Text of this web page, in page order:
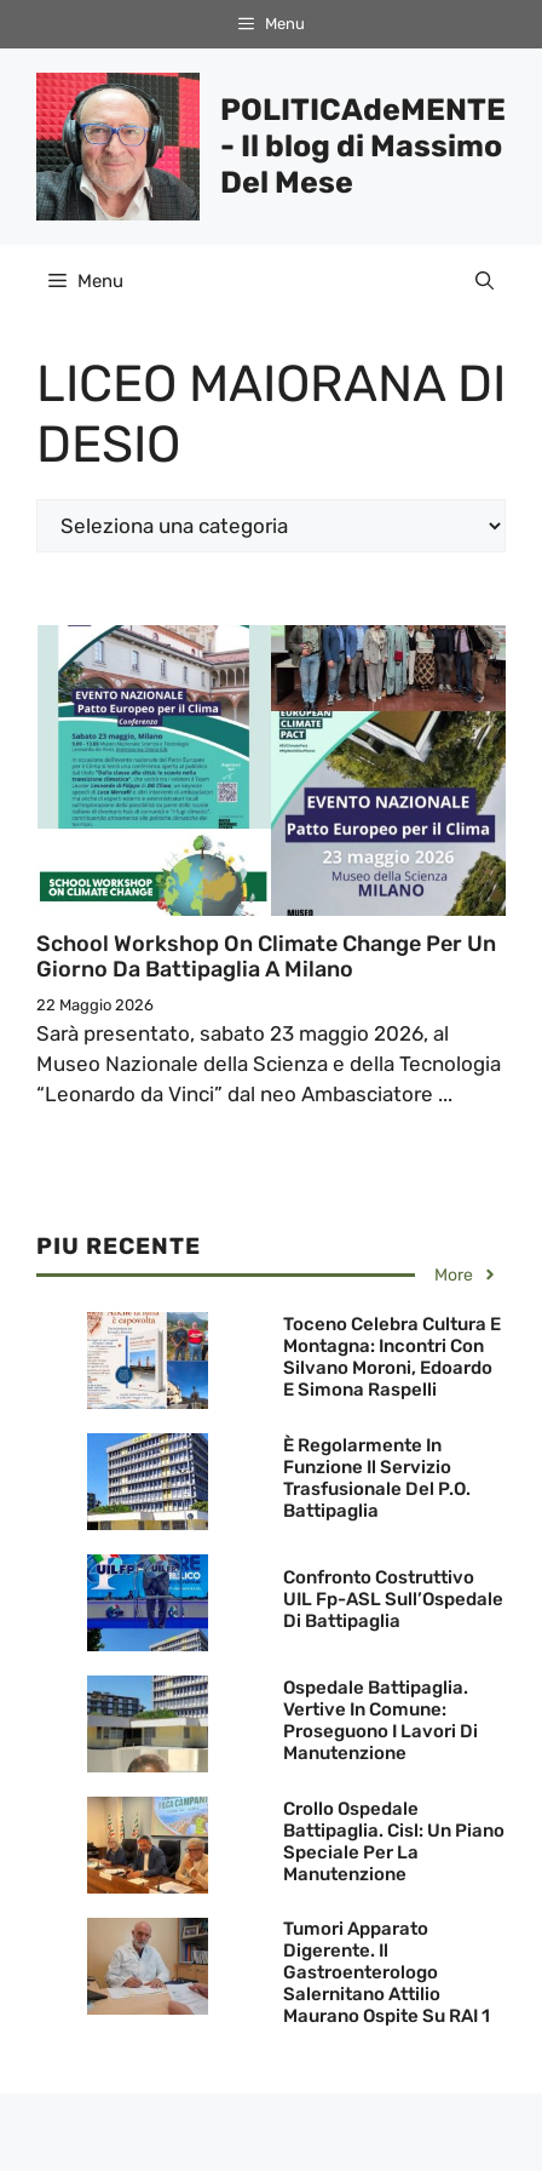
al
contenuto
Menu
POLITICAdeMENTE
- Il blog di Massimo
Del Mese
Menu
LICEO MAIORANA DI
DESIO
Categorie
School Workshop On Climate Change Per Un
Giorno Da Battipaglia A Milano
22 Maggio 2026
Sarà presentato, sabato 23 maggio 2026, al
Museo Nazionale della Scienza e della Tecnologia
“Leonardo da Vinci” dal neo Ambasciatore ...
PIU RECENTE
More
Toceno Celebra Cultura E
Montagna: Incontri Con
Silvano Moroni, Edoardo
E Simona Raspelli
È Regolarmente In
Funzione Il Servizio
Trasfusionale Del P.O.
Battipaglia
Confronto Costruttivo
UIL Fp-ASL Sull’Ospedale
Di Battipaglia
Ospedale Battipaglia.
Vertive In Comune:
Proseguono I Lavori Di
Manutenzione
Crollo Ospedale
Battipaglia. Cisl: Un Piano
Speciale Per La
Manutenzione
Tumori Apparato
Digerente. Il
Gastroenterologo
Salernitano Attilio
Maurano Ospite Su RAI 1